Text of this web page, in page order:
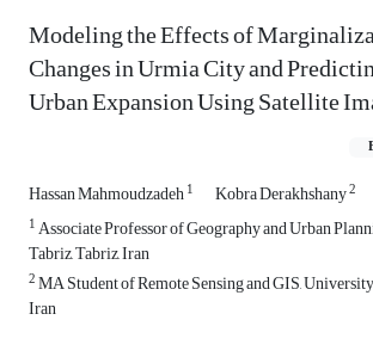
Modeling the Effects of
Changes in Urmia City and
Urban Expansion Using Satellite
Hassan Mahmoudzadeh1 Kobra Derakhshany2
1Associate Professor of Geography and Urban
Tabriz, Tabriz, Iran
2MA Student of Remote Sensing and GIS,
Iran